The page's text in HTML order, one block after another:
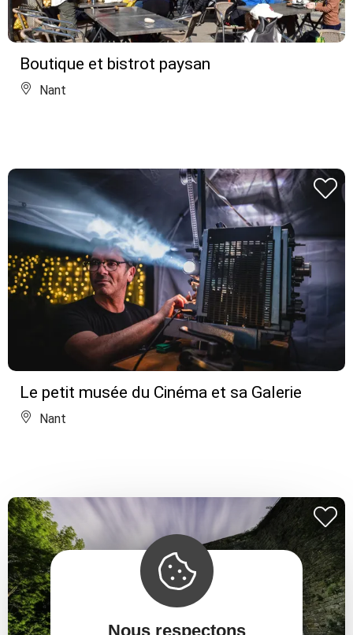
Boutique et bistrot paysan
Nant
Le petit musée du Cinéma et sa Galerie
Nant
Nous respectons